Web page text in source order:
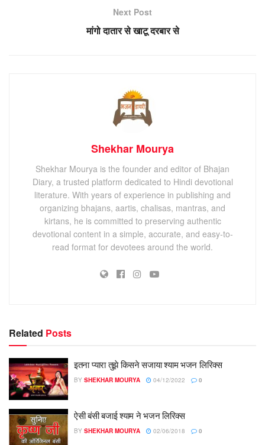
Next Post
मांगो दातार से खाटू दरबार से
Shekhar Mourya
Shekhar Mourya is the founder and editor of Bhajan
Diary, a trusted platform dedicated to Hindi devotional
literature. With years of experience in publishing and
organizing bhajans, aartis, chalisas, mantras, and
kirtans, he is committed to preserving authentic
devotional content in a simple, accurate, and easy-to-
read format for devotees around the world.
Related Posts
इतना प्यारा तुझे किसने सजाया श्याम भजन लिरिक्स
BY SHEKHAR MOURYA 04/12/2022 0
ऐसी बंसी बजाई श्याम ने भजन लिरिक्स
BY SHEKHAR MOURYA 02/06/2018 0